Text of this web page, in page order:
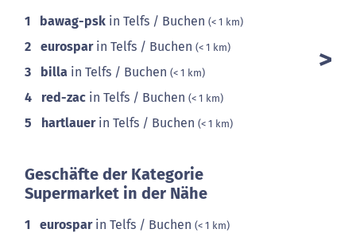
1 bawag-psk in Telfs / Buchen (< 1 km)
2 eurosparin Telfs / Buchen (< 1 km)
3 billa in Telfs / Buchen (< 1 km)
4 red-zac in Telfs / Buchen (< 1 km)
5 hartlauerin Telfs / Buchen (< 1 km)
Geschäfte der Kategorie
Supermarket in der Nähe
1 eurosparin Telfs / Buchen (< 1 km)